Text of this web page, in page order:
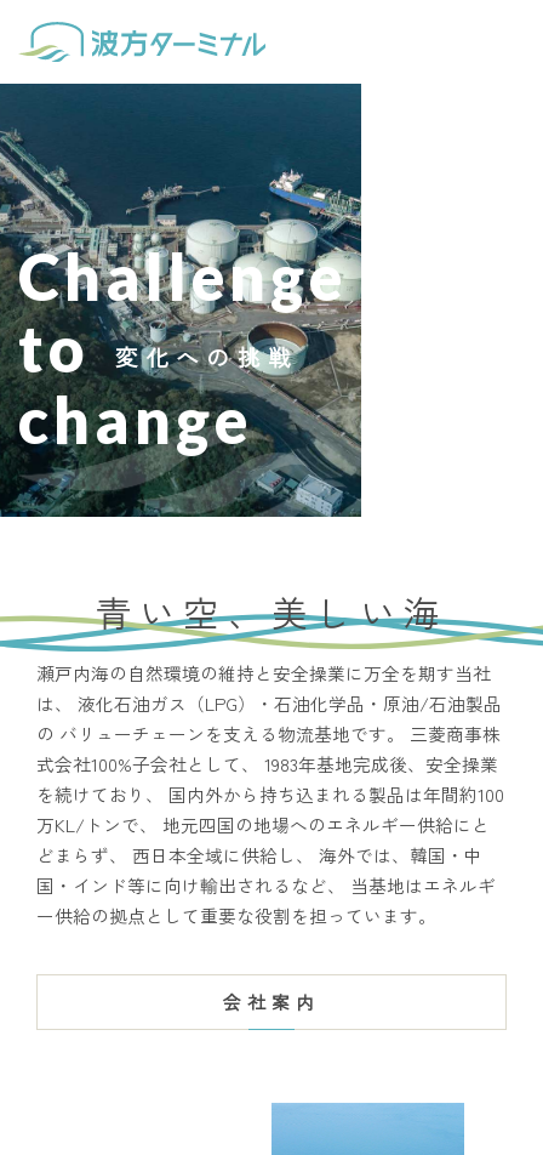
ー
ミ
ナ
ル
株
式
会
社
Challenge
to
change
変化への挑戦
青い空、美しい海
瀬戸内海の自然環境の維持と安全操業に万全を期す当社
は、
液化石油ガス（LPG）・石油化学品・原油/石油製品
の バリューチェーンを支える物流基地です。
三菱商事株
式会社100%子会社として、
1983年基地完成後、安全操業
を続けており、
国内外から持ち込まれる製品は年間約100
万KL/トンで、
地元四国の地場へのエネルギー供給にと
どまらず、
西日本全域に供給し、
海外では、韓国・中
国・インド等に向け輸出されるなど、
当基地はエネルギ
ー供給の拠点として重要な役割を担っています。
会社案内